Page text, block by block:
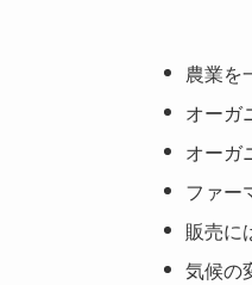
農業を
オーガ
オーガ
ファー
販売に
気候の